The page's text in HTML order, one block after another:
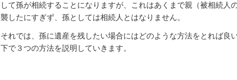
して孫が相続することになりますが、これはあくまで親（被相続人
襲したにすぎず、孫としては相続人とはなりません。
それでは、孫に遺産を残したい場合にはどのような方法をとれば良
下で３つの方法を説明していきます。